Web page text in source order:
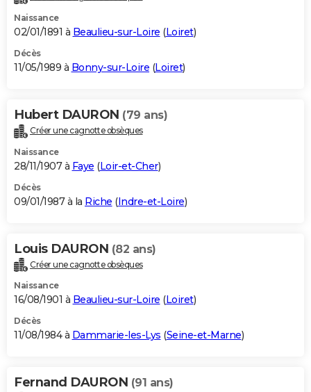
Naissance
02/01/1891 à Beaulieu-sur-Loire (Loiret)
Décès
11/05/1989 à Bonny-sur-Loire (Loiret)
Hubert DAURON (79 ans)
Créer une cagnotte obsèques
Naissance
28/11/1907 à Faye (Loir-et-Cher)
Décès
09/01/1987 à la Riche (Indre-et-Loire)
Louis DAURON (82 ans)
Créer une cagnotte obsèques
Naissance
16/08/1901 à Beaulieu-sur-Loire (Loiret)
Décès
11/08/1984 à Dammarie-les-Lys (Seine-et-Marne)
Fernand DAURON (91 ans)